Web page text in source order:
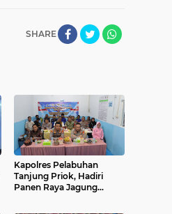
SHARE
Kapolres Pelabuhan
Tanjung Priok, Hadiri
Panen Raya Jagung